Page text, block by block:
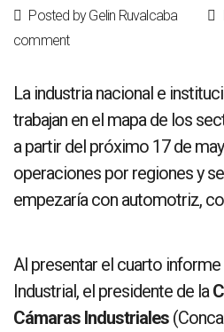
Posted by Gelin Ruvalcaba
comment
La industria nacional e
trabajan en el mapa de los
a partir del próximo 17 de
operaciones por regiones y
empezaría con automotriz,
Al presentar el cuarto
Industrial, el presidente de la
Cámaras Industriales